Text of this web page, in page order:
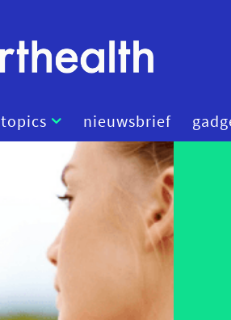
topics
artificial intelligence
cybersecurity
data
diagnostiek
digital therapeutics
nieuwsbrief